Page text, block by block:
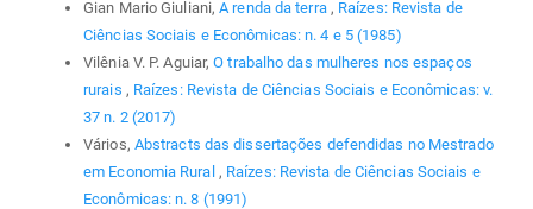
Gian Mario Giuliani,A renda da terra , Raízes: Revista de
Ciências Sociais e Econômicas: n. 4 e 5 (1985)
Vilênia V. P. Aguiar,O trabalho das mulheres nos espaços
rurais , Raízes: Revista de Ciências Sociais e Econômicas: v.
37 n. 2 (2017)
Vários, Abstracts das dissertações defendidas no Mestrado
em Economia Rural , Raízes: Revista de Ciências Sociais e
Econômicas: n. 8 (1991)